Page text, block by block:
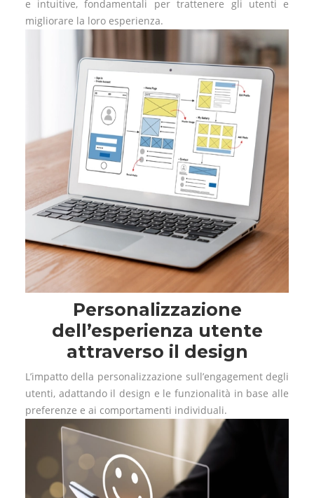
e intuitive, fondamentali per trattenere gli utenti e
migliorare la loro esperienza.
Personalizzazione
dell’esperienza utente
attraverso il design
L’impatto della personalizzazione sull’engagement degli
utenti, adattando il design e le funzionalità in base alle
preferenze e ai comportamenti individuali.